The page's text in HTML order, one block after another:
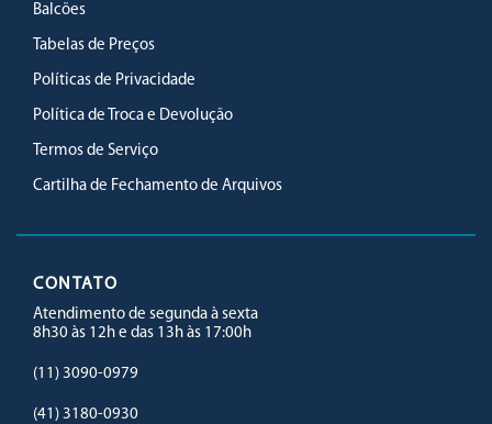
Balcões
Tabelas de Preços
Políticas de Privacidade
Política de Troca e Devolução
Termos de Serviço
Cartilha de Fechamento de Arquivos
CONTATO
Atendimento de segunda à sexta
8h30 às 12h e das 13h às 17:00h
(11) 3090-0979
(41) 3180-0930